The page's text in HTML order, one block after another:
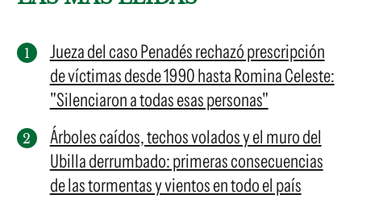
Jueza del caso Penadés rechazó prescripción
de víctimas desde 1990 hasta Romina Celeste:
"Silenciaron a todas esas personas"
Árboles caídos, techos volados y el muro del
Ubilla derrumbado: primeras consecuencias
de las tormentas y vientos en todo el país